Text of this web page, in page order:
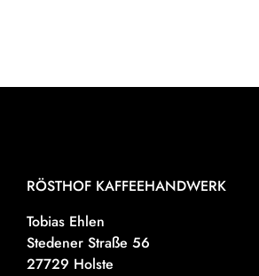
RÖSTHOF KAFFEEHANDWERK
Tobias Ehlen
Stedener Straße 56
27729 Holste